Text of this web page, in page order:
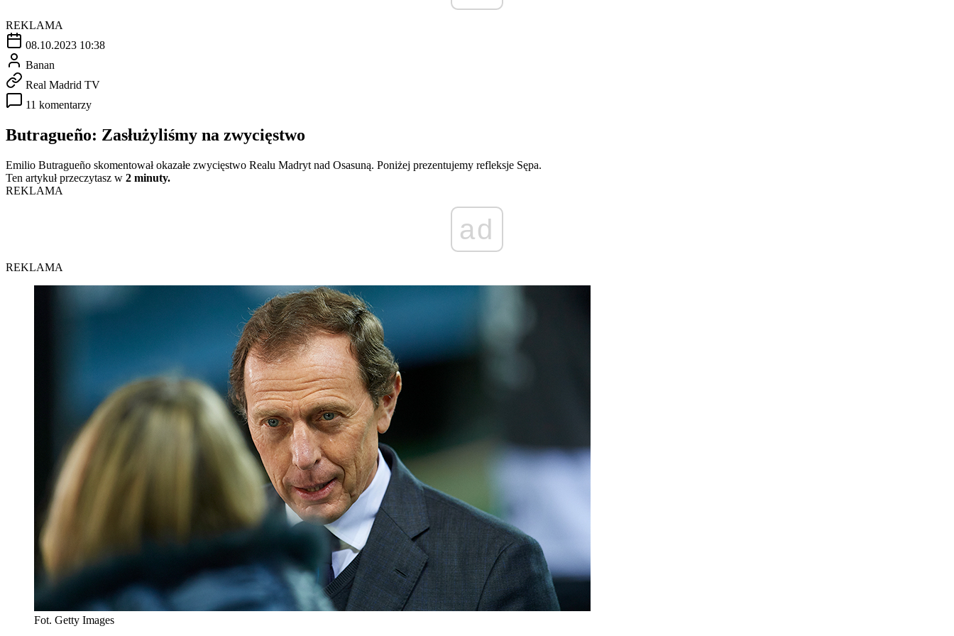
REKLAMA
08.10.2023 10:38
Banan
Real Madrid TV
11 komentarzy
Butragueño: Zasłużyliśmy na zwycięstwo
Emilio Butragueño skomentował okazałe zwycięstwo Realu Madryt nad Osasuną. Poniżej prezentujemy refleksje Sępa.
Ten artykuł przeczytasz w 2 minuty.
REKLAMA
ad
REKLAMA
Fot. Getty Images